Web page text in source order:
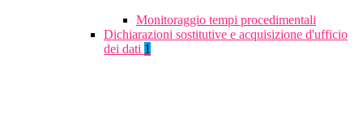
Monitoraggio tempi procedimentali
Dichiarazioni sostitutive e acquisizione d'ufficio
dei dati 1